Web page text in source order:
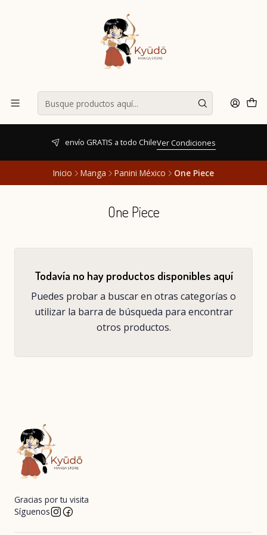
envío GRATIS a todo ChileVer Condiciones
Inicio Manga Panini México One Piece
One Piece
Todavía no hay productos disponibles aquí
Puedes probar a buscar en otras categorías o
utilizar la barra de búsqueda para encontrar
otros productos.
Gracias por tu visita
Síguenos